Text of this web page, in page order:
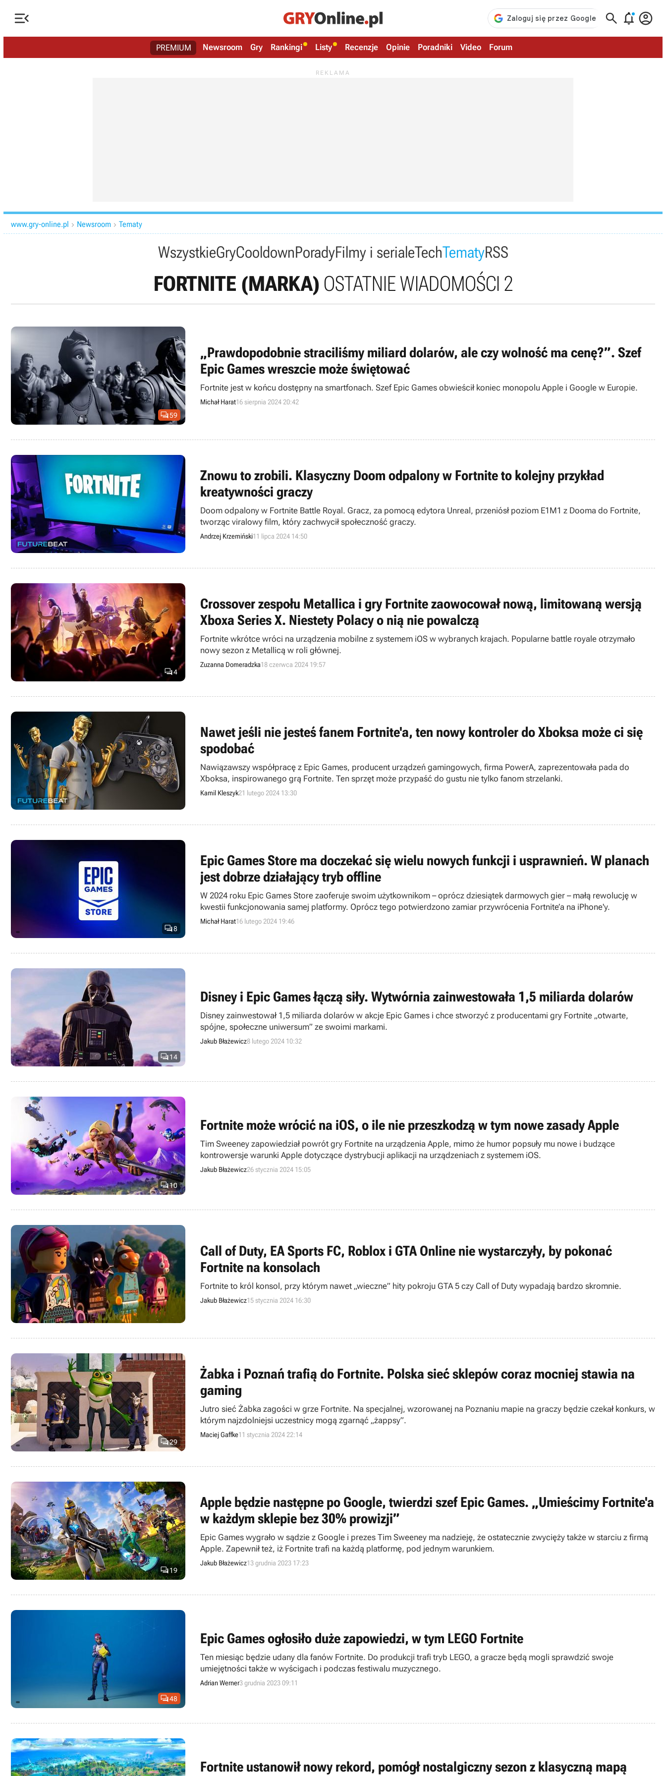
   
PREMIUM Newsroom Gry Rankingi Listy Recenzje Opinie Poradniki Video Forum
www.gry-online.pl  Newsroom  Tematy
WszystkieGryCooldownPoradyFilmy i serialeTechTematyRSS
FORTNITE (MARKA) OSTATNIE WIADOMOŚCI 2
59
„Prawdopodobnie straciliśmy miliard dolarów, ale czy wolność ma cenę?”. Szef
Epic Games wreszcie może świętować
Fortnite jest w końcu dostępny na smartfonach. Szef Epic Games obwieścił koniec monopolu Apple i Google w Europie.
Michał Harat16 sierpnia 2024 20:42
Znowu to zrobili. Klasyczny Doom odpalony w Fortnite to kolejny przykład
kreatywności graczy
Doom odpalony w Fortnite Battle Royal. Gracz, za pomocą edytora Unreal, przeniósł poziom E1M1 z Dooma do Fortnite,
tworząc viralowy film, który zachwycił społeczność graczy.
Andrzej Krzemiński11 lipca 2024 14:50
4
Crossover zespołu Metallica i gry Fortnite zaowocował nową, limitowaną wersją
Xboxa Series X. Niestety Polacy o nią nie powalczą
Fortnite wkrótce wróci na urządzenia mobilne z systemem iOS w wybranych krajach. Popularne battle royale otrzymało
nowy sezon z Metallicą w roli głównej.
Zuzanna Domeradzka18 czerwca 2024 19:57
Nawet jeśli nie jesteś fanem Fortnite'a, ten nowy kontroler do Xboksa może ci się
spodobać
Nawiązawszy współpracę z Epic Games, producent urządzeń gamingowych, firma PowerA, zaprezentowała pada do
Xboksa, inspirowanego grą Fortnite. Ten sprzęt może przypaść do gustu nie tylko fanom strzelanki.
Kamil Kleszyk21 lutego 2024 13:30
8
Epic Games Store ma doczekać się wielu nowych funkcji i usprawnień. W planach
jest dobrze działający tryb offline
W 2024 roku Epic Games Store zaoferuje swoim użytkownikom – oprócz dziesiątek darmowych gier – małą rewolucję w
kwestii funkcjonowania samej platformy. Oprócz tego potwierdzono zamiar przywrócenia Fortnite’a na iPhone'y.
Michał Harat16 lutego 2024 19:46
14
Disney i Epic Games łączą siły. Wytwórnia zainwestowała 1,5 miliarda dolarów
Disney zainwestował 1,5 miliarda dolarów w akcje Epic Games i chce stworzyć z producentami gry Fortnite „otwarte,
spójne, społeczne uniwersum” ze swoimi markami.
Jakub Błażewicz8 lutego 2024 10:32
10
Fortnite może wrócić na iOS, o ile nie przeszkodzą w tym nowe zasady Apple
Tim Sweeney zapowiedział powrót gry Fortnite na urządzenia Apple, mimo że humor popsuły mu nowe i budzące
kontrowersje warunki Apple dotyczące dystrybucji aplikacji na urządzeniach z systemem iOS.
Jakub Błażewicz26 stycznia 2024 15:05
Call of Duty, EA Sports FC, Roblox i GTA Online nie wystarczyły, by pokonać
Fortnite na konsolach
Fortnite to król konsol, przy którym nawet „wieczne” hity pokroju GTA 5 czy Call of Duty wypadają bardzo skromnie.
Jakub Błażewicz15 stycznia 2024 16:30
29
Żabka i Poznań trafią do Fortnite. Polska sieć sklepów coraz mocniej stawia na
gaming
Jutro sieć Żabka zagości w grze Fortnite. Na specjalnej, wzorowanej na Poznaniu mapie na graczy będzie czekał konkurs, w
którym najzdolniejsi uczestnicy mogą zgarnąć „żappsy”.
Maciej Gaffke11 stycznia 2024 22:14
19
Apple będzie następne po Google, twierdzi szef Epic Games. „Umieścimy Fortnite'a
w każdym sklepie bez 30% prowizji”
Epic Games wygrało w sądzie z Google i prezes Tim Sweeney ma nadzieję, że ostatecznie zwycięży także w starciu z firmą
Apple. Zapewnił też, iż Fortnite trafi na każdą platformę, pod jednym warunkiem.
Jakub Błażewicz13 grudnia 2023 17:23
48
Epic Games ogłosiło duże zapowiedzi, w tym LEGO Fortnite
Ten miesiąc będzie udany dla fanów Fortnite. Do produkcji trafi tryb LEGO, a gracze będą mogli sprawdzić swoje
umiejętności także w wyścigach i podczas festiwalu muzycznego.
Adrian Werner3 grudnia 2023 09:11
Fortnite ustanowił nowy rekord, pomógł nostalgiczny sezon z klasyczną mapą